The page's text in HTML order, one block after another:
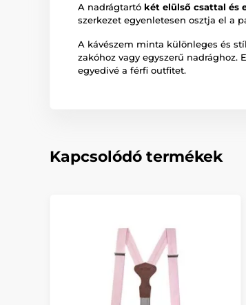
A nadrágtartó két elülső csattal és
szerkezet egyenletesen osztja el a
A kávészem minta különleges és
zakóhoz vagy egyszerű nadrághoz.
egyedivé a férfi outfitet.
Kapcsolódó termékek